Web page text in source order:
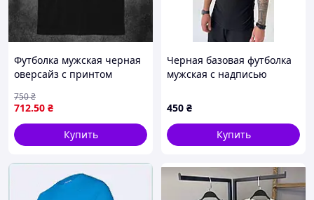
Футболка мужская черная
оверсайз с принтом
Украины BVCtime3255
712.50 ₴
750₴
Купить
Черная базовая футболка
мужская с надписью
молодежная качественная
KOStime3084
450 ₴
Купить